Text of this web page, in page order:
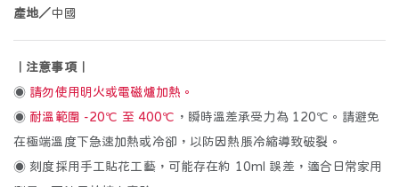
🍳
鍋類
🔪
刀類 鏟/勺/夾 分儲/保鮮 計量/烘焙
🥣 🧼
產地／中國
｜注意事項｜
◉ 請勿使用明火或電磁爐加熱。
◉ 耐溫範圍 -20℃ 至 400℃ ，瞬時溫差承受力為 120℃。請避免
在極端溫度下急速加熱或冷卻，以防因熱脹冷縮導致破裂。
◉ 刻度採用手工貼花工藝，可能存在約 10ml 誤差，適合日常家用